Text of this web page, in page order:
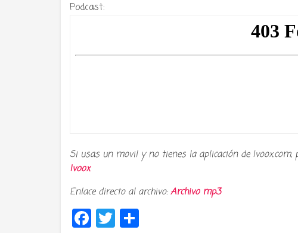
Tu radio y
Podcast:
Si usas un movil y no tienes la aplicación de Ivoox.com,
Ivoox
Enlace directo al archivo:Archivo mp3
Facebook
Twitter